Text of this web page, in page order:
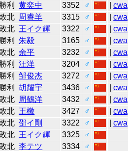
勝利 黄奕中 3352 ♂ |cwa
敗北 周睿羊 3315 ♂ |cwa
敗北 王イク輝 3322 ♂ |cwa
勝利 朱毅 3165 ♂ |cwa
敗北 余平 3232 ♂ |cwa
勝利 汪洋 3204 ♂ |cwa
勝利 邹俊杰 3272 ♂ |cwa
勝利 胡耀宇 3436 ♂ |cwa
敗北 周鶴洋 3432 ♂ |cwa
敗北 王檄 3427 ♂ |cwa
敗北 邵イ剛 3322 ♂ |cwa
敗北 王イク輝 3325
♂
敗北 李テツ 3334
♂